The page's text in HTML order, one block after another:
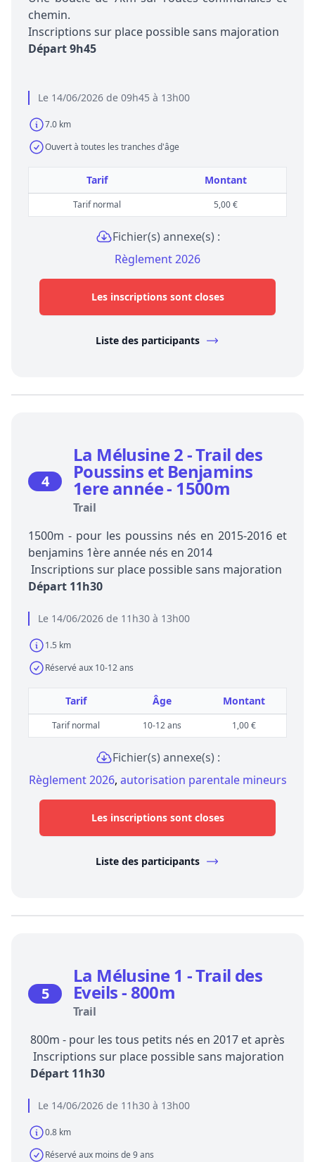
Le 14/06/2026 de 09h45 à 13h00
7.0 km
Ouvert à toutes les tranches d'âge
chemin.
Inscriptions sur place possible sans majoration
Départ 9h45
Tarif Montant
Tarif normal 5,00 €
Fichier(s) annexe(s) :
Règlement 2026
Les inscriptions sont closes
Liste des participants
Le 14/06/2026 de 11h30 à 13h00
1.5 km
Réservé aux 10-12 ans
4
La Mélusine 2 - Trail des
Poussins et Benjamins
1ere année - 1500m
Trail
1500m - pour les poussins nés en 2015-2016 et
benjamins 1ère année nés en 2014
Inscriptions sur place possible sans majoration
Départ 11h30
Tarif Âge Montant
Tarif normal 10-12 ans 1,00 €
Fichier(s) annexe(s) :
Règlement 2026, autorisation parentale mineurs
Les inscriptions sont closes
Liste des participants
Le 14/06/2026 de 11h30 à 13h00
0.8 km
Réservé aux moins de 9 ans
5
La Mélusine 1 - Trail des
Eveils - 800m
Trail
800m - pour les tous petits nés en 2017 et après
Inscriptions sur place possible sans majoration
Départ 11h30